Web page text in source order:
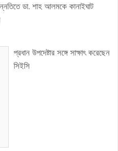
ডা. শাহ আলমকে কানাইঘাট
প্রধান উপদেষ্টার সঙ্গে সাক্ষাৎ করেছেন
সিইসি